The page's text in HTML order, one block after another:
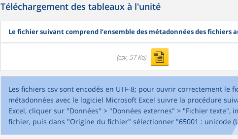
Téléchargement des tableaux à l'unité
Le fichier suivant comprend l’ensemble des métadonnées des fichiers
(csv, 57 Ko)
Les fichiers csv sont encodés en UTF-8; pour ouvrir correctement le
métadonnées avec le logiciel Microsoft Excel suivre la procédure
Excel, cliquer sur "Données" > "Données externes" > "Fichier texte",
fichier, puis dans "Origine du fichier" sélectionner "65001 : unicode